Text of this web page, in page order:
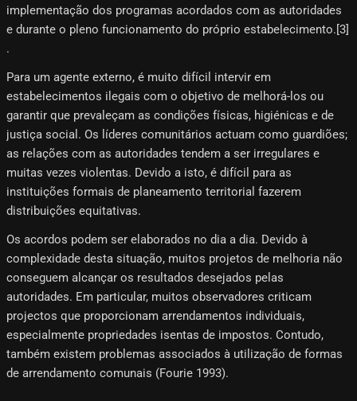
implementação dos programas acordados com as autoridades
e durante o pleno funcionamento do próprio estabelecimento.[3]​
.
Para um agente externo, é muito difícil intervir em
estabelecimentos ilegais com o objetivo de melhorá-los ou
garantir que prevaleçam as condições físicas, higiénicas e de
justiça social. Os líderes comunitários actuam como guardiões;
as relações com as autoridades tendem a ser irregulares e
muitas vezes violentas. Devido a isto, é difícil para as
instituições formais de planeamento territorial fazerem
distribuições equitativas.
Os acordos podem ser elaborados no dia a dia. Devido à
complexidade desta situação, muitos projetos de melhoria não
conseguem alcançar os resultados desejados pelas
autoridades. Em particular, muitos observadores criticam
projectos que proporcionam arrendamentos individuais,
especialmente propriedades isentas de impostos. Contudo,
também existem problemas associados à utilização de formas
de arrendamento comunais (Fourie 1993).